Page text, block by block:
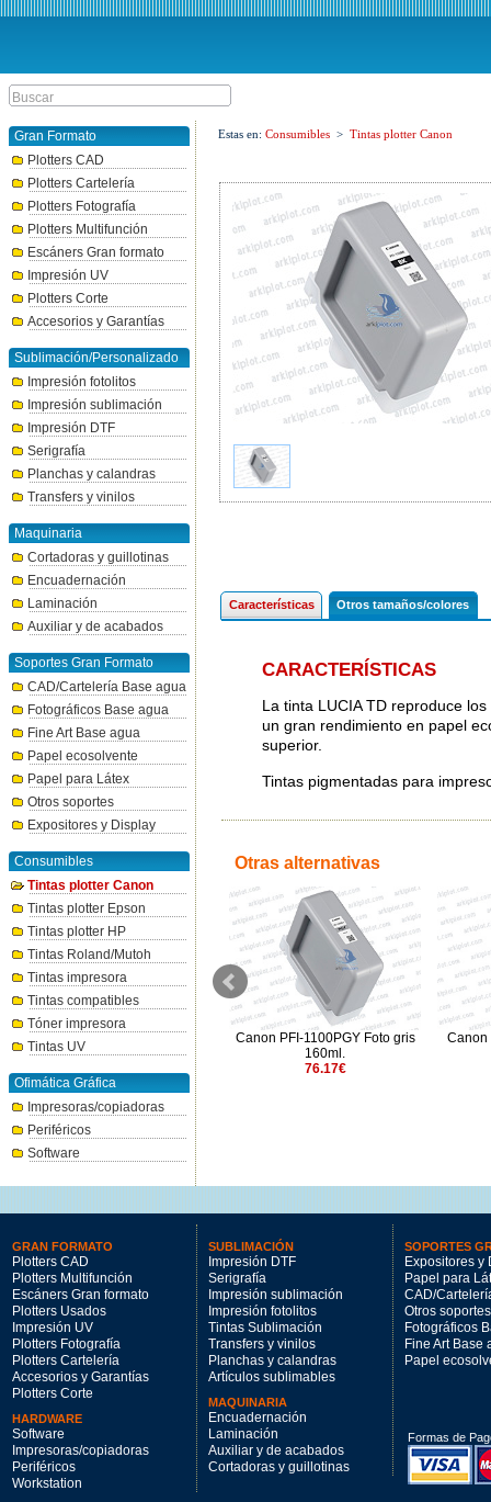
Gran Formato
Plotters CAD
Plotters Cartelería
Plotters Fotografía
Plotters Multifunción
Escáners Gran formato
Impresión UV
Plotters Corte
Accesorios y Garantías
Sublimación/Personalizado
Impresión fotolitos
Impresión sublimación
Impresión DTF
Serigrafía
Planchas y calandras
Transfers y vinilos
Maquinaria
Cortadoras y guillotinas
Encuadernación
Laminación
Auxiliar y de acabados
Soportes Gran Formato
CAD/Cartelería Base agua
Fotográficos Base agua
Fine Art Base agua
Papel ecosolvente
Papel para Látex
Otros soportes
Expositores y Display
Consumibles
Tintas plotter Canon
Tintas plotter Epson
Tintas plotter HP
Tintas Roland/Mutoh
Tintas impresora
Tintas compatibles
Tóner impresora
Tintas UV
Ofimática Gráfica
Impresoras/copiadoras
Periféricos
Software
Estas en: Consumibles > Tintas plotter Canon
Características Otros tamaños/colores
CARACTERÍSTICAS
La tinta LUCIA TD reproduce
un gran rendimiento en papel
superior.
Tintas pigmentadas para
Otras alternativas
Canon PFI-1700Y amarillo
700ml.
Canon PFI-1100PGY Foto gris
160ml.
76.17€
Canon
GRAN FORMATO
Plotters CAD
Plotters Multifunción
Escáners Gran formato
Plotters Usados
Impresión UV
Plotters Fotografía
Plotters Cartelería
Accesorios y Garantías
Plotters Corte
HARDWARE
Software
Impresoras/copiadoras
Periféricos
Workstation
SUBLIMACIÓN
Impresión DTF
Serigrafía
Impresión sublimación
Impresión fotolitos
Tintas Sublimación
Transfers y vinilos
Planchas y calandras
Artículos sublimables
MAQUINARIA
Encuadernación
Laminación
Auxiliar y de acabados
Cortadoras y guillotinas
SOPORTES
Expositores y
Papel para
CAD/
Otros soportes
Fotográficos
Fine Art Base
Papel
Formas de